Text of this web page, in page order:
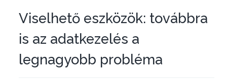
Viselhető eszközök: továbbra
is az adatkezelés a
legnagyobb probléma